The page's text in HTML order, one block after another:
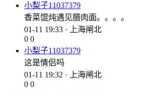
小梨子11037379
香菜馄炖遇见腊肉面。。。。
01-11 19:33 · 上海闸北
0 0
小梨子11037379
这是情侣吗
01-11 19:32 · 上海闸北
0 0